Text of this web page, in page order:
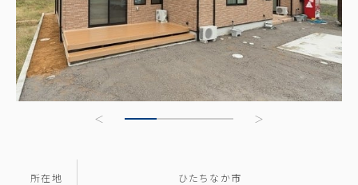
所在地 ひたちなか市